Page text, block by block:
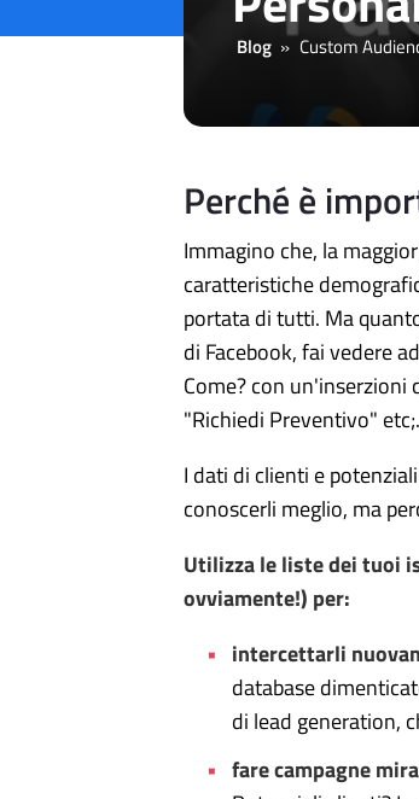
Blog » Custom
Perché è
Immagino che, la
caratteristiche
portata di tutti. Ma
di Facebook, fai vedere
Come? con un'inserzioni
"Richiedi Preventivo" etc;.
I dati di clienti e
conoscerli meglio, ma
Utilizza le liste dei tuoi
ovviamente!) per:
intercettarli
database
di lead generation,
fare campagne